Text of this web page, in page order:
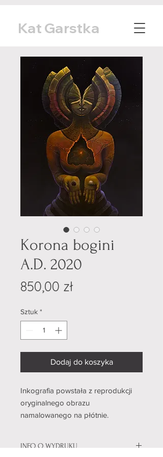
Kat Garstka
Korona bogini
A.D. 2020
850,00 złCena
Sztuk *
Dodaj do koszyka
Inkografia powstała z reprodukcji
oryginalnego obrazu
namalowanego na płótnie.
INFO O WYDRUKU